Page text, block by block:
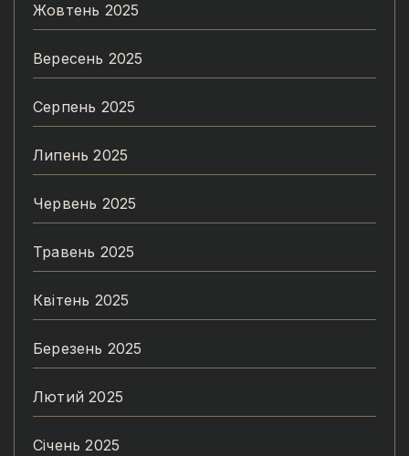
Жовтень 2025
Вересень 2025
Серпень 2025
Липень 2025
Червень 2025
Травень 2025
Квітень 2025
Березень 2025
Лютий 2025
Січень 2025